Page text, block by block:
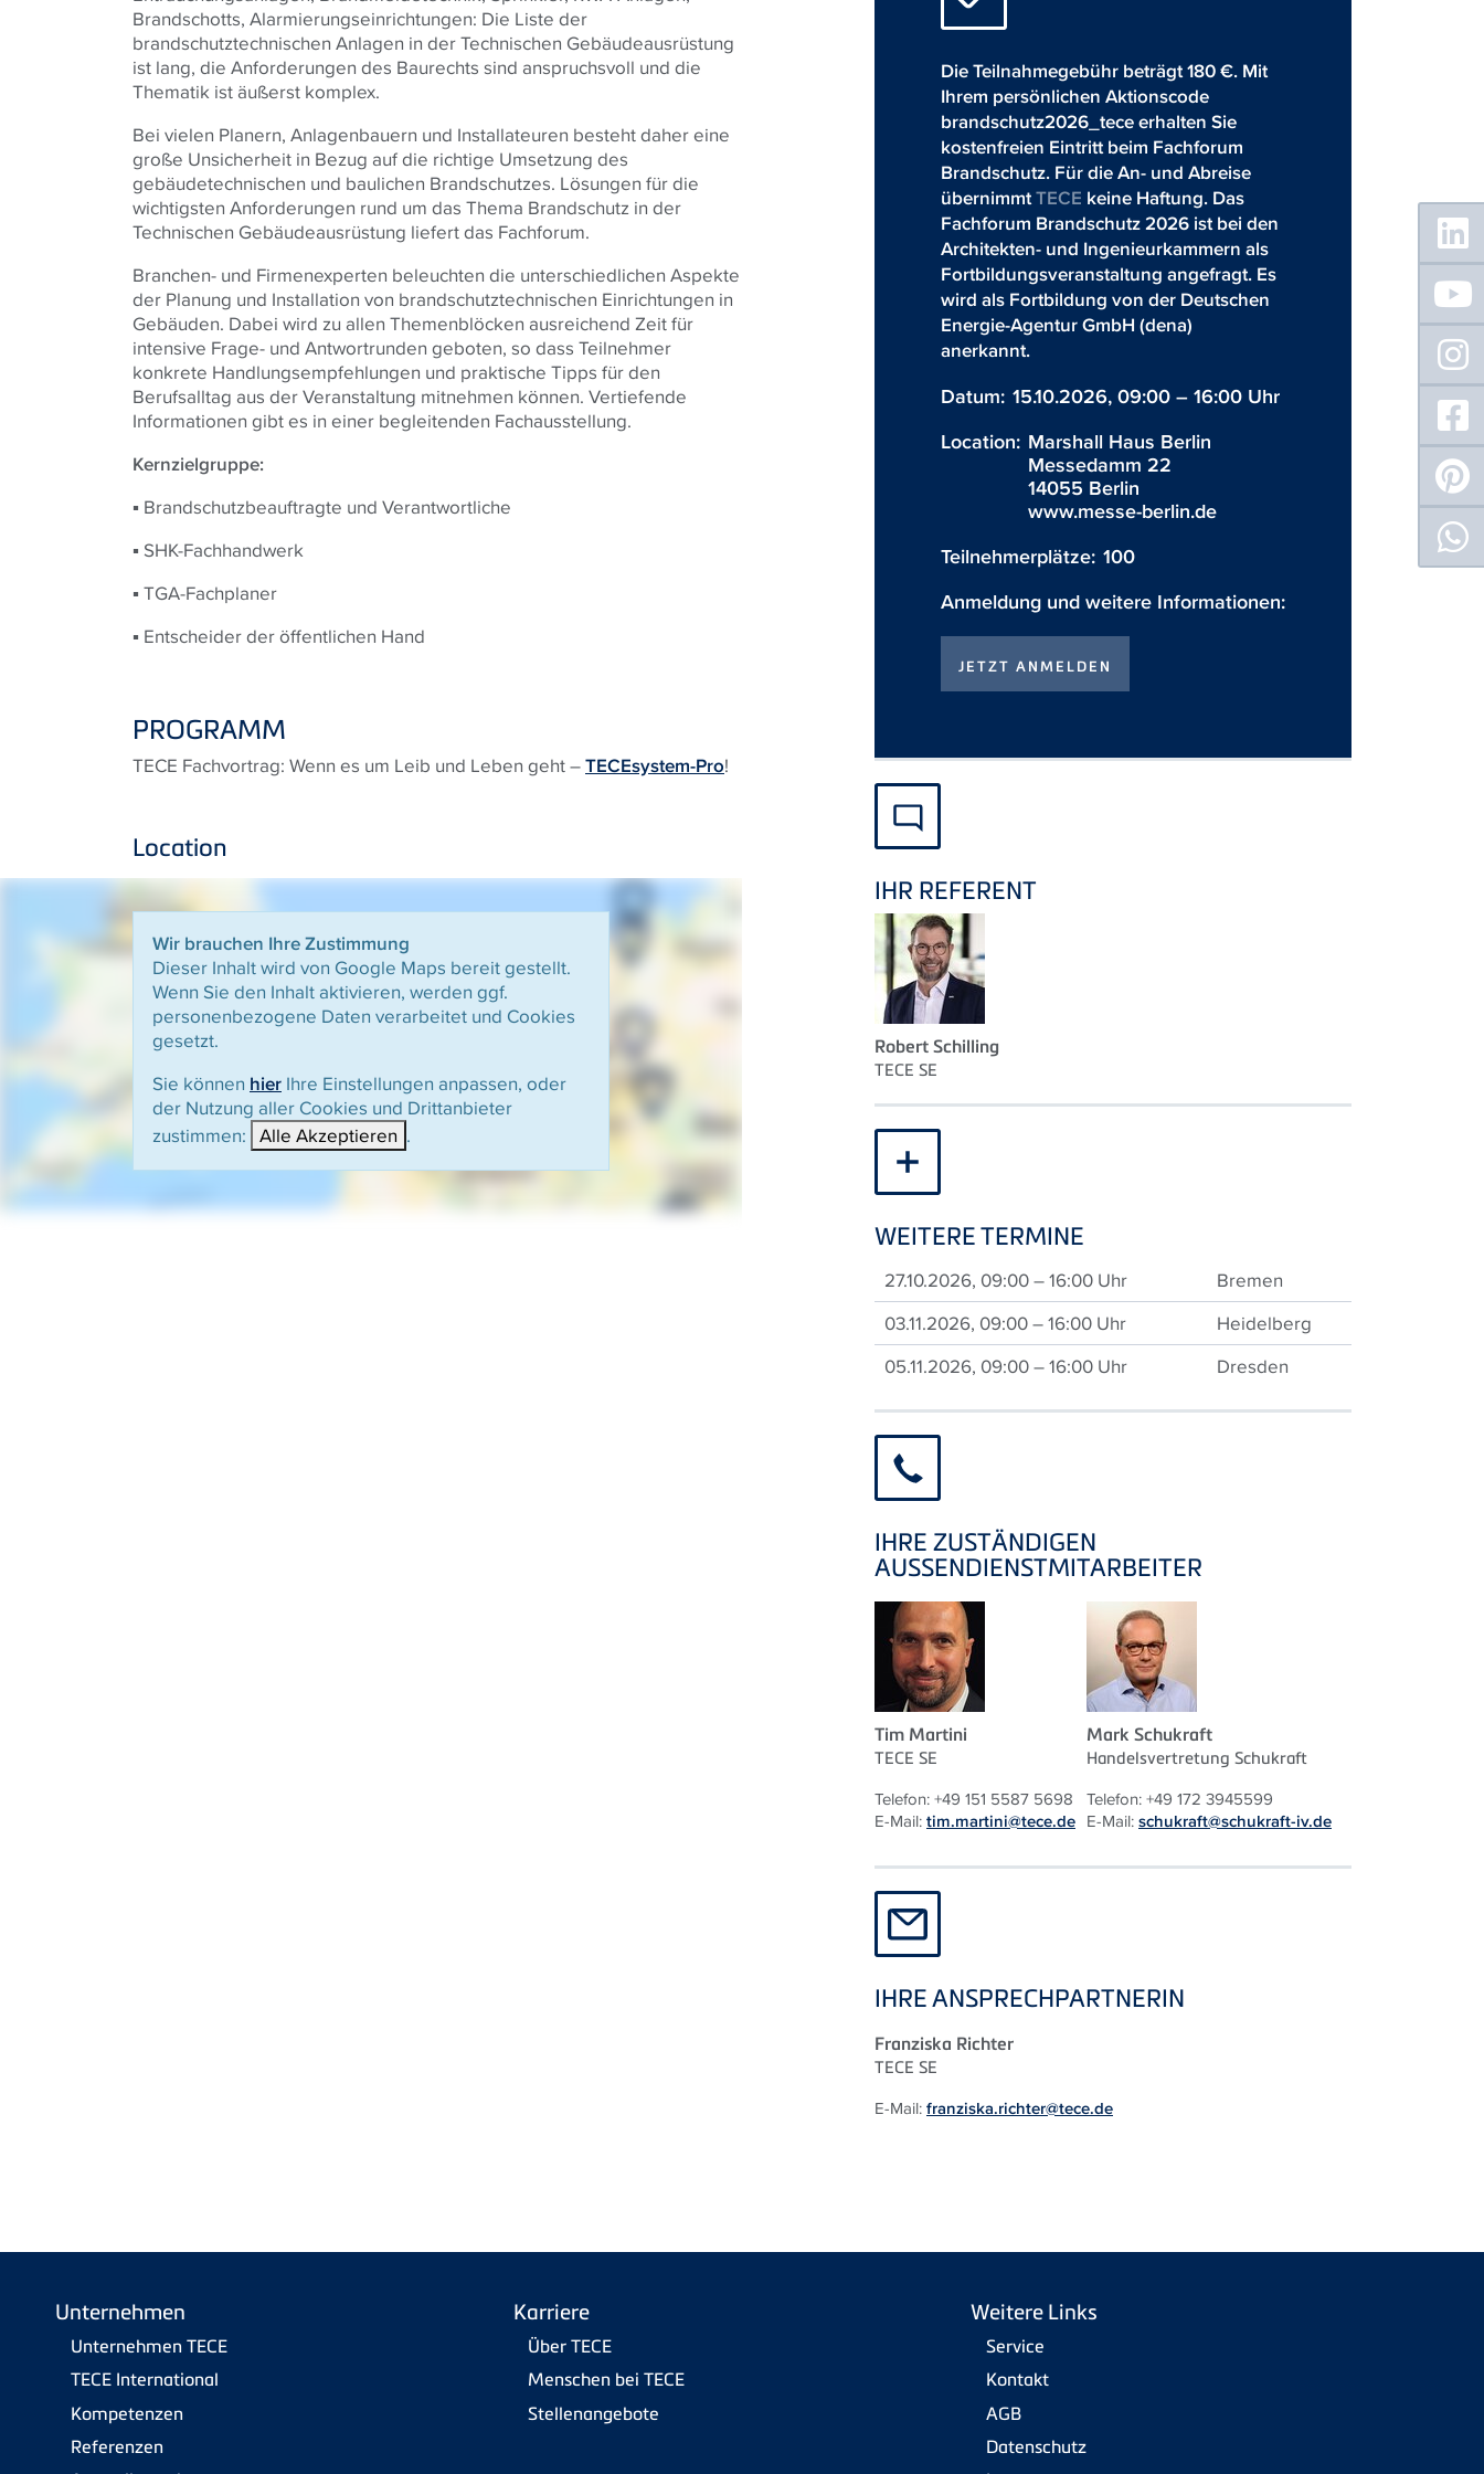
Brandschotts, Alarmierungseinrichtungen: Die Liste der
brandschutztechnischen Anlagen in der Technischen Gebäudeausrüstung
ist lang, die Anforderungen des Baurechts sind anspruchsvoll und die
Thematik ist äußerst komplex.
Bei vielen Planern, Anlagenbauern und Installateuren besteht daher eine
große Unsicherheit in Bezug auf die richtige Umsetzung des
gebäudetechnischen und baulichen Brandschutzes. Lösungen für die
wichtigsten Anforderungen rund um das Thema Brandschutz in der
Technischen Gebäudeausrüstung liefert das Fachforum.
Branchen- und Firmenexperten beleuchten die unterschiedlichen Aspekte
der Planung und Installation von brandschutztechnischen Einrichtungen in
Gebäuden. Dabei wird zu allen Themenblöcken ausreichend Zeit für
intensive Frage- und Antwortrunden geboten, so dass Teilnehmer
konkrete Handlungsempfehlungen und praktische Tipps für den
Berufsalltag aus der Veranstaltung mitnehmen können. Vertiefende
Informationen gibt es in einer begleitenden Fachausstellung.
Kernzielgruppe:
▪ Brandschutzbeauftragte und Verantwortliche
▪ SHK-Fachhandwerk
▪ TGA-Fachplaner
▪ Entscheider der öffentlichen Hand
PROGRAMM
TECE Fachvortrag: Wenn es um Leib und Leben geht –TECEsystem-Pro!
Location
Wir brauchen Ihre Zustimmung
Dieser Inhalt wird von Google Maps bereit gestellt.
Wenn Sie den Inhalt aktivieren, werden ggf.
personenbezogene Daten verarbeitet und Cookies
gesetzt.
Sie können hier Ihre Einstellungen anpassen, oder
der Nutzung aller Cookies und Drittanbieter
zustimmen: Alle Akzeptieren .
Die Teilnahmegebühr beträgt 180 €. Mit
Ihrem persönlichen Aktionscode
brandschutz2026_tece erhalten Sie
kostenfreien Eintritt beim Fachforum
Brandschutz. Für die An- und Abreise
übernimmtTECE keine Haftung. Das
Fachforum Brandschutz 2026 ist bei den
Architekten- und Ingenieurkammern als
Fortbildungsveranstaltung angefragt. Es
wird als Fortbildung von der Deutschen
Energie-Agentur GmbH (dena)
anerkannt.
Datum: 15.10.2026, 09:00 – 16:00 Uhr
Location: Marshall Haus Berlin
Messedamm 22
14055 Berlin
www.messe-berlin.de
Teilnehmerplätze: 100
Anmeldung und weitere Informationen:
JETZT ANMELDEN
IHR REFERENT
Robert Schilling
TECE SE
WEITERE TERMINE
27.10.2026, 09:00 – 16:00 Uhr
Bremen
03.11.2026, 09:00 – 16:00 Uhr
Heidelberg
05.11.2026, 09:00 – 16:00 Uhr
Dresden
IHRE ZUSTÄNDIGEN
AUSSENDIENSTMITARBEITER
Tim Martini
TECE SE
Telefon: +49 151 5587 5698
E-Mail:tim.martini@tece.de
Mark Schukraft
Handelsvertretung Schukraft
Telefon: +49 172 3945599
E-Mail:schukraft@schukraft-iv.de
IHRE ANSPRECHPARTNERIN
Franziska Richter
TECE SE
E-Mail:franziska.richter@tece.de
Unternehmen
Unternehmen TECE
TECE International
Kompetenzen
Referenzen
Karriere
Über TECE
Menschen bei TECE
Stellenangebote
Weitere Links
Service
Kontakt
AGB
Datenschutz
Floating